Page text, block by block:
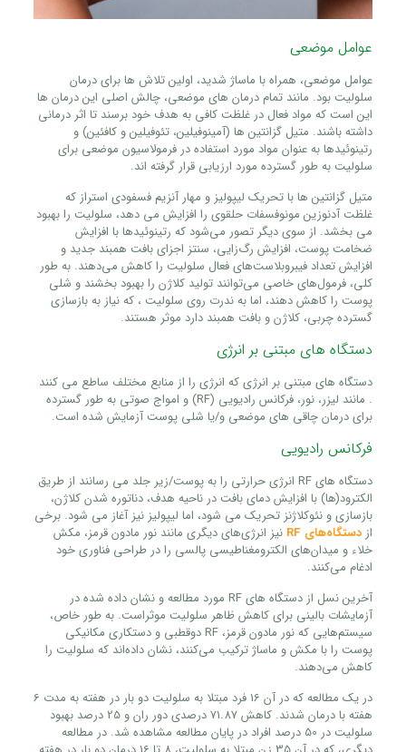
عوامل موضعی
عوامل موضعی، همراه با ماساژ شدید، اولین تلاش ها برای درمان
سلولیت بود. مانند تمام درمان های موضعی، چالش اصلی این درمان ها
این است که مواد فعال در غلظت کافی به هدف خود برسند تا اثر درمانی
داشته باشند. متیل گزانتین ها (آمینوفیلین، تئوفیلین و کافئین) و
رتینوئیدها به عنوان مواد مورد استفاده در فرمولاسیون موضعی برای
سلولیت به طور گسترده مورد ارزیابی قرار گرفته اند.
متیل گزانتین ها با تحریک لیپولیز و مهار آنزیم فسفودی استراز که
غلظت آدنوزین مونوفسفات حلقوی را افزایش می دهد، سلولیت را بهبود
می بخشد. از سوی دیگر تصور می‌شود که رتینوئیدها با افزایش
ضخامت پوست، افزایش رگ‌زایی، سنتز اجزای بافت همبند جدید و
افزایش تعداد فیبروبلاست‌های فعال سلولیت را کاهش می‌دهند. به طور
کلی، فرمول‌های خاصی می‌توانند تولید کلاژن را بهبود بخشند و شلی
پوست را کاهش دهند، اما به ندرت روی سلولیت ، که نیاز به بازسازی
گسترده چربی، کلاژن و بافت همبند دارد موثر هستند.
دستگاه های مبتنی بر انرژی
دستگاه های مبتنی بر انرژی که انرژی را از منابع مختلف ساطع می کنند
. مانند لیزر، نور، فرکانس رادیویی (RF) و امواج صوتی به طور گسترده
برای درمان چاقی های موضعی و/یا شلی پوست آزمایش شده است.
فرکانس رادیویی
دستگاه های RF انرژی حرارتی را به پوست/زیر جلد می رسانند از طریق
الکترود(ها) با افزایش دمای بافت در ناحیه هدف، دناتوره شدن کلاژن،
بازسازی و نئوکلاژنز تحریک می شود، اما لیپولیز نیز آغاز می شود. برخی
از دستگاه‌های RF
نیز انرژی‌های دیگری مانند نور مادون قرمز، مکش
خلاء و میدان‌های الکترومغناطیسی پالسی را در طراحی فناوری خود
ادغام می‌کنند.
آخرین نسل از دستگاه های RF مورد مطالعه و نشان داده شده در
آزمایشات بالینی برای کاهش ظاهر سلولیت موثراست. به طور خاص،
سیستم‌هایی که نور مادون قرمز، RF دوقطبی و دستکاری مکانیکی
پوست را با مکش و ماساژ ترکیب می‌کنند، نشان داده‌اند که سلولیت را
کاهش می‌دهند.
در یک مطالعه که در آن 16 فرد مبتلا به سلولیت دو بار در هفته به مدت 6
هفته با درمان شدند. کاهش 71.87 درصدی دور ران و 25 درصد بهبود
سلولیت در 50 درصد افراد در پایان مطالعه مشاهده شد. در مطالعه